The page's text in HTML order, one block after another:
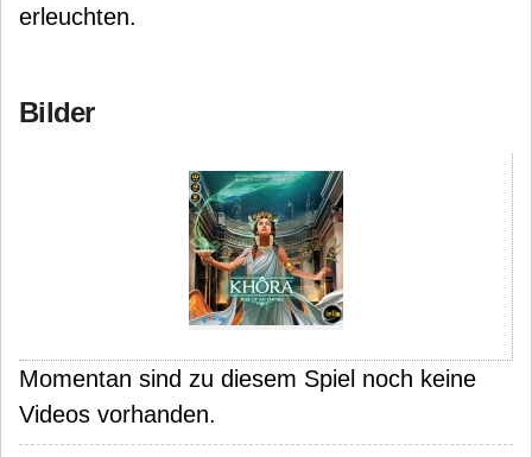
erleuchten.
Bilder
Momentan sind zu diesem Spiel noch keine
Videos vorhanden.